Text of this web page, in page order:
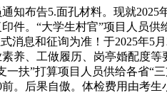
布告5.面孔材料。现就2025
件。“大学生村官”项目人员
息和征询为准！于2025年5
养、工做履历、岗亭婚配度
扶”打算项目人员供给各省“
后果自傲。体检费用由考生